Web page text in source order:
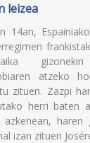
leizea
14an,
atzeko
zituen. Zazpi
herri baten
haren
izan zituen